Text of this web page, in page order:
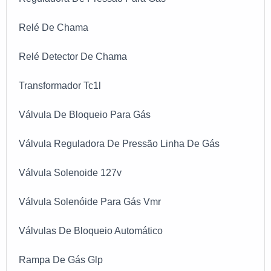
singular, por meio de profissionais treinados e
empresa que tem se destacado no segmento pela
de entrega com excelência para seus parceiros.
Relé De Chama
Relé Detector De Chama
Transformador Tc1l
Válvula De Bloqueio Para Gás
Válvula Reguladora De Pressão Linha De Gás
Válvula Solenoide 127v
Válvula Solenóide Para Gás Vmr
Válvulas De Bloqueio Automático
Rampa De Gás Glp